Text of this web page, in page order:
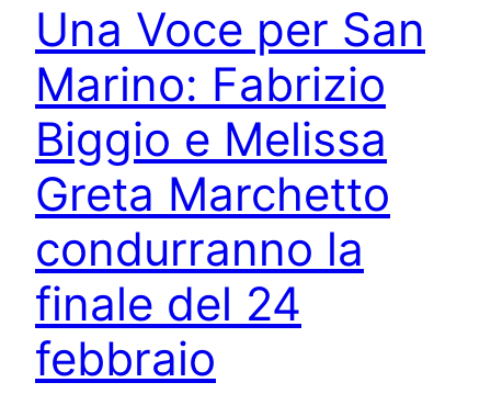
Una Voce per San
Marino: Fabrizio
Biggio e Melissa
Greta Marchetto
condurranno la
finale del 24
febbraio